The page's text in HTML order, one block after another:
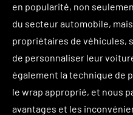
en popularité, non
du secteur automobile,
propriétaires de véhicules,
de personnaliser leur
également la technique de
le wrap approprié, et nous
avantages et les